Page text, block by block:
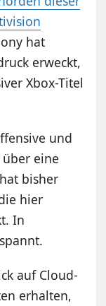
hat
erweckt,
Xbox-Titel
und
eine
bisher
hier
In
auf Cloud-
erhalten,